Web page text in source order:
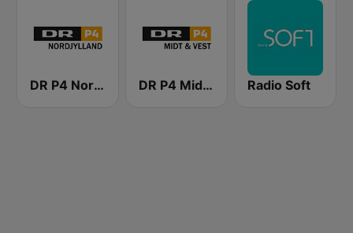
DR P4 Nordjylland DR P4 Midt & Vest Radio Soft